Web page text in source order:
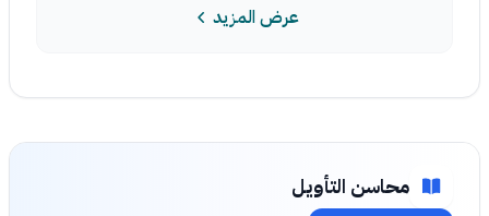
عرض المزيد
محاسن التأويل